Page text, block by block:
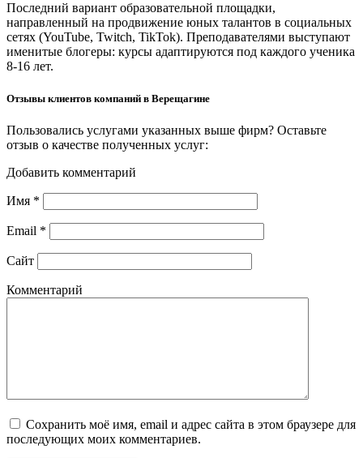
Последний вариант образовательной площадки,
направленный на продвижение юных талантов в социальных
сетях (YouTube, Twitch, TikTok). Преподавателями выступают
именитые блогеры: курсы адаптируются под каждого ученика
8-16 лет.
Отзывы клиентов компаний в Верещагине
Пользовались услугами указанных выше фирм? Оставьте
отзыв о качестве полученных услуг:
Добавить комментарий
Имя *
Email *
Сайт
Комментарий
Сохранить моё имя, email и адрес сайта в этом браузере для
последующих моих комментариев.